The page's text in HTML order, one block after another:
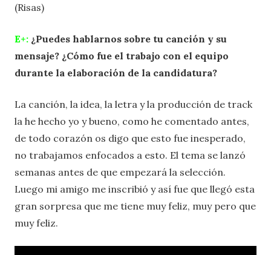
(Risas)
E+: ¿Puedes hablarnos sobre tu canción y su
mensaje? ¿Cómo fue el trabajo con el equipo
durante la elaboración de la candidatura?
La canción, la idea, la letra y la producción de track
la he hecho yo y bueno, como he comentado antes,
de todo corazón os digo que esto fue inesperado,
no trabajamos enfocados a esto. El tema se lanzó
semanas antes de que empezará la selección.
Luego mi amigo me inscribió y así fue que llegó esta
gran sorpresa que me tiene muy feliz, muy pero que
muy feliz.